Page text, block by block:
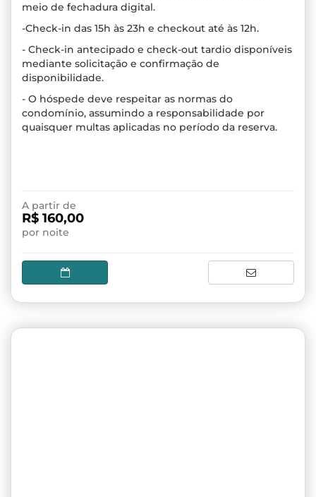
meio de fechadura digital.
-Check-in das 15h às 23h e checkout até às 12h.
- Check-in antecipado e check-out tardio disponíveis
mediante solicitação e confirmação de
disponibilidade.
- O hóspede deve respeitar as normas do
condomínio, assumindo a responsabilidade por
quaisquer multas aplicadas no período da reserva.
A partir de
R$ 160,00
por noite